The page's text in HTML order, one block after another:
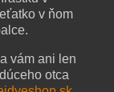
v ňom
vám ani len
otca